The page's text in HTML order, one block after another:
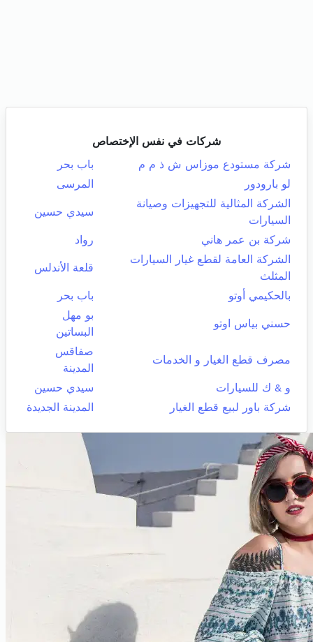
شركات في نفس الإختصاص
شركة مستودع موزاس ش ذ م م
باب بحر
لو بارودور
المرسى
الشركة المثالية للتجهيزات وصيانة
السيارات
سيدي حسين
شركة بن عمر هاني
رواد
الشركة العامة لقطع غيار السيارات
المثلث
قلعة الأندلس
بالحكيمي أوتو باب بحر
حسني بياس اوتو
بو مهل
البساتين
مصرف قطع الغيار و الخدمات
صفاقس
المدينة
و & ك للسيارات
سيدي حسين
شركة باور لبيع قطع الغيار
المدينة الجديدة